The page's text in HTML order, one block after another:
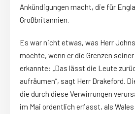
Ankündigungen macht, die für
Großbritannien.
Es war nicht etwas, was Herr
mochte, wenn er die Grenzen
erkannte: „Das lässt die Leute
aufräumen“, sagt Herr Drakeford.
die durch diese Verwirrungen
im Mai ordentlich erfasst, als